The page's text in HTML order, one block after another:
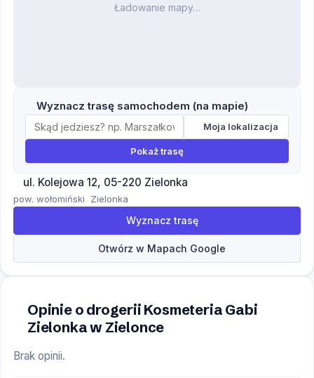
Ładowanie mapy…
Wyznacz trasę samochodem (na mapie)
Moja lokalizacja
Pokaż trasę
ul. Kolejowa 12, 05-220 Zielonka
pow. wołomiński Zielonka
Wyznacz trasę
Otwórz w Mapach Google
Opinie o drogerii Kosmeteria Gabi
Zielonka w Zielonce
Brak opinii.